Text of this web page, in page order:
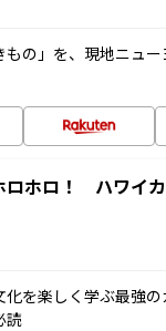
もの」を、現地ニュ
ホロ！ ハワイ
を楽しく学ぶ最強
読